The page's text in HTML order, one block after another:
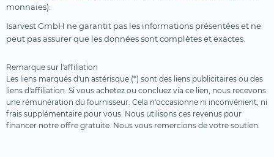
Technologies innovantes
Technologies médicales
Uranium
Ville intelligente
Voyages et loisirs
monnaies).
Isarvest GmbH ne garantit pas les informations présentées et ne
peut pas assurer que les données sont complètes et exactes.
Remarque sur l'affiliation
Les liens marqués d'un astérisque (*) sont des liens publicitaires ou des
liens d'affiliation. Si vous achetez ou concluez via ce lien, nous recevons
une rémunération du fournisseur. Cela n'occasionne ni inconvénient, ni
frais supplémentaire pour vous. Nous utilisons ces revenus pour
financer notre offre gratuite. Nous vous remercions de votre soutien.